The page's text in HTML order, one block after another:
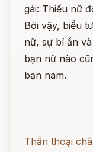
gái: Thiếu nữ
Bởi vậy, biểu
nữ, sự bí ẩn
bạn nữ nào
bạn nam.
Thần thoại